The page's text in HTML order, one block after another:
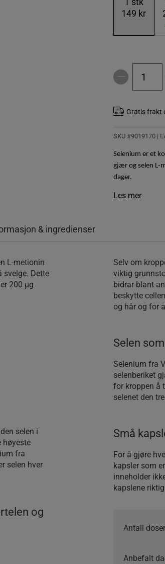
149 kr
Gratis frakt
SKU #9019170 |
Selenium er et
gjær og selen L-
dager.
Les mer
& ingredienser
L-metionin
svelge. Dette
200 µg
selen i
høyeste
fra
selen hver
og
Selv om
viktig
bidrar blant
beskytte
og hår og for
Selen
Selenium fra
selenberiket
for kroppen å
selenet den
Små
For å gjøre
kapsler som
inneholder
kapslene
Antall
Anbefalt